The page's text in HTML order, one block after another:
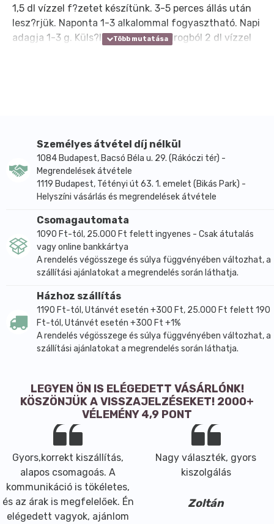
1,5 dl vízzel f?zetet készítünk. 3-5 perces állás után
lesz?rjük. Naponta 1-3 alkalommal fogyasztható. Napi
adagja 1-3 g. Küls?leges célra 5 g drogból 2 dl vízzel
Személyes átvétel díj nélkül
1084 Budapest, Bacsó Béla u. 29. (Rákóczi tér) -
Megrendelések átvétele
1119 Budapest, Tétényi út 63. 1. emelet (Bikás Park) -
Helyszíni vásárlás és megrendelések átvétele
Csomagautomata
1090 Ft-tól, 25.000 Ft felett ingyenes - Csak átutalás
vagy online bankkártya
A rendelés végösszege és súlya függvényében változhat, a
szállítási ajánlatokat a megrendelés során láthatja.
Házhoz szállítás
1190 Ft-tól, Utánvét esetén +300 Ft, 25.000 Ft felett 190
Ft-tól, Utánvét esetén +300 Ft +1%
A rendelés végösszege és súlya függvényében változhat, a
szállítási ajánlatokat a megrendelés során láthatja.
LEGYEN ÖN IS ELÉGEDETT VÁSÁRLÓNK!
KÖSZÖNJÜK A VISSZAJELZÉSEKET! 2000+
VÉLEMÉNY 4,9 PONT
Gyors,korrekt kiszállítás,
alapos csomagoás. A
kommunikáció is tökéletes,
és az árak is megfelelőek. Én
elégedett vagyok, ajánlom
Nagy választék, gyors
kiszolgálás
Zoltán